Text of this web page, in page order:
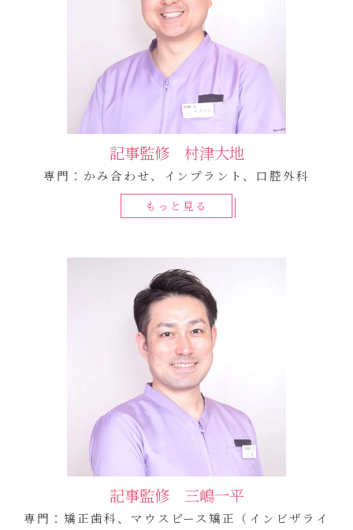
記事監修 村津大地
専門：かみ合わせ、インプラント、口腔外科
もっと見る
記事監修 三嶋一平
専門：矯正歯科、マウスピース矯正（インビザライ